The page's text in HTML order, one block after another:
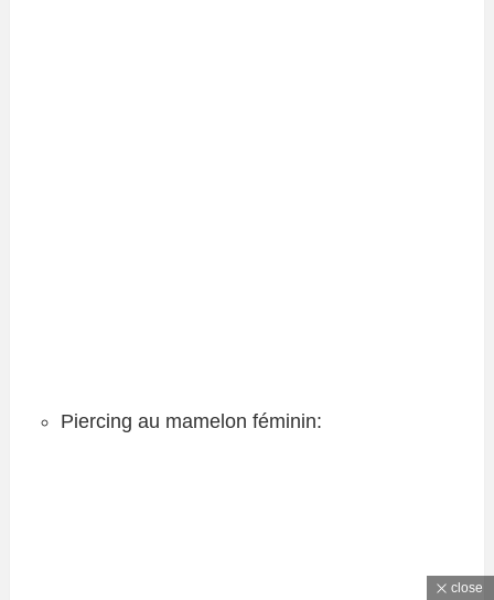
Piercing au mamelon féminin:
close